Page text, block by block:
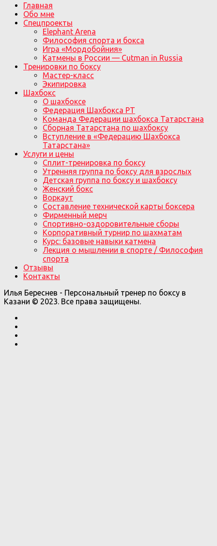
Главная
Обо мне
Спецпроекты
Elephant Arena
Философия спорта и бокса
Игра «Мордобойния»
Катмены в России — Cutman in Russia
Тренировки по боксу
Мастер-класс
Экипировка
Шахбокс
О шахбоксе
Федерация Шахбокса РТ
Команда Федерации шахбокса Татарстана
Сборная Татарстана по шахбоксу
Вступление в «Федерацию Шахбокса
Татарстана»
Услуги и цены
Сплит-тренировка по боксу
Утренняя группа по боксу для взрослых
Детская группа по боксу и шахбоксу
Женский бокс
Воркаут
Составление технической карты боксера
Фирменный мерч
Спортивно-оздоровительные сборы
Корпоративный турнир по шахматам
Курс: базовые навыки катмена
Лекция о мышлении в спорте / Философия
спорта
Отзывы
Контакты
Илья Береснев - Персональный тренер по боксу в
Казани © 2023. Все права защищены.